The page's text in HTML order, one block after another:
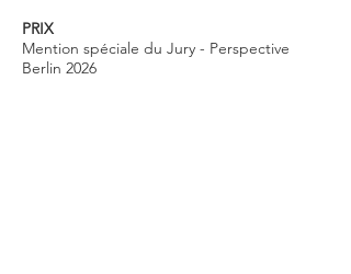
PRIX
Mention spéciale du Jury - Perspective
Berlin 2026